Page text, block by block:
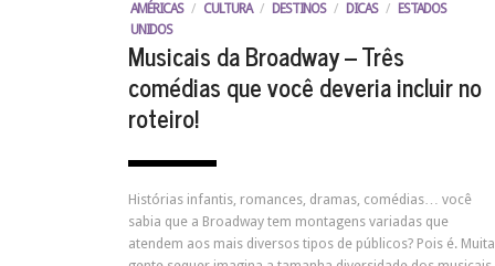
AMÉRICAS / CULTURA / DESTINOS / DICAS /
ESTADOS
UNIDOS
Musicais da Broadway – Três
comédias que você deveria incluir no
roteiro!
Histórias infantis, romances, dramas, comédias… você
sabia que a Broadway tem montagens variadas que
atendem aos mais diversos tipos de públicos? Pois é. Muita